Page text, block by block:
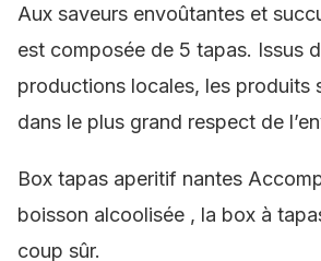
Aux saveurs envoûtantes et
est composée de 5 tapas. Issus
productions locales, les produits
dans le plus grand respect de
Box tapas aperitif nantes
boisson alcoolisée , la box à
coup sûr.